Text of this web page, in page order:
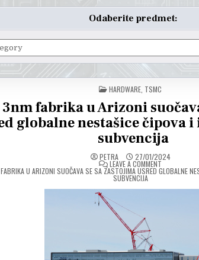
Odaberite predmet:
POSTED
IN
HARDWARE TSMC
3nm fabrika u Arizoni
globalne nestašice čipova i
subvencija
PETRA 27/01/2024
LEAVE A COMMENTON
U ARIZONI SUOČAVA SE SA ZASTOJIMA USRED GLOBALNE
SUBVENCIJA